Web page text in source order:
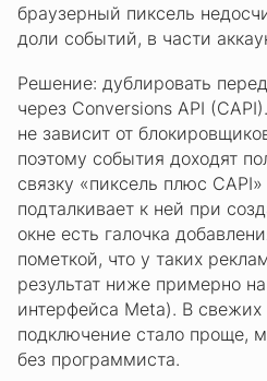
браузерный пиксель
доли событий, в части
Решение: дублировать
через Conversions API
не зависит от
поэтому события доходят
связку «пиксель плюс
подталкивает к ней при
окне есть галочка
пометкой, что у таких
результат ниже примерно
интерфейса Meta). В свежих
подключение стало проще,
без программиста.